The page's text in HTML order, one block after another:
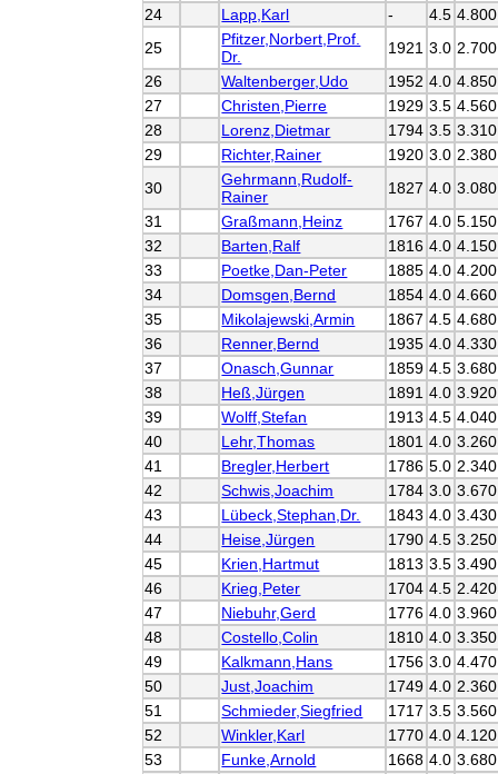
24
Lapp,Karl - 4.5 4.800
25
Pfitzer,Norbert,Prof.
Dr.
1921 3.0 2.700
26
Waltenberger,Udo 1952 4.0 4.850
27
Christen,Pierre 1929 3.5 4.560
28
Lorenz,Dietmar 1794 3.5 3.310
29
Richter,Rainer 1920 3.0 2.380
30
Gehrmann,Rudolf-
Rainer
1827 4.0 3.080
31
Graßmann,Heinz 1767 4.0 5.150
32
Barten,Ralf 1816 4.0 4.150
33
Poetke,Dan-Peter 1885 4.0 4.200
34
Domsgen,Bernd 1854 4.0 4.660
35
Mikolajewski,Armin 1867 4.5 4.680
36
Renner,Bernd 1935 4.0 4.330
37
Onasch,Gunnar 1859 4.5 3.680
38
Heß,Jürgen 1891 4.0 3.920
39
Wolff,Stefan 1913 4.5 4.040
40
Lehr,Thomas 1801 4.0 3.260
41
Bregler,Herbert 1786 5.0 2.340
42
Schwis,Joachim 1784 3.0 3.670
43
Lübeck,Stephan,Dr. 1843 4.0 3.430
44
Heise,Jürgen 1790 4.5 3.250
45
Krien,Hartmut 1813 3.5 3.490
46
Krieg,Peter 1704 4.5 2.420
47
Niebuhr,Gerd 1776 4.0 3.960
48
Costello,Colin 1810 4.0 3.350
49
Kalkmann,Hans 1756 3.0 4.470
50
Just,Joachim 1749 4.0 2.360
51
Schmieder,Siegfried 1717 3.5 3.560
52
Winkler,Karl 1770 4.0 4.120
53
Funke,Arnold 1668 4.0 3.680